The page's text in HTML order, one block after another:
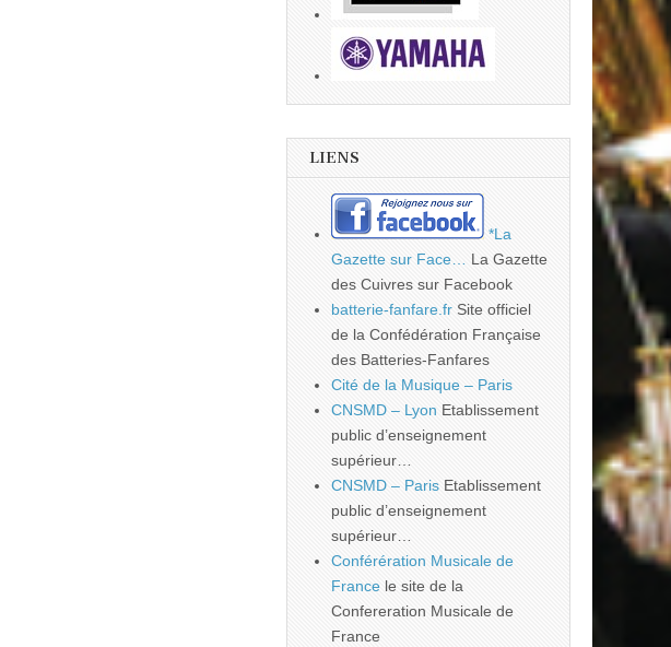
LIENS
*La
Gazette sur Face…
La Gazette
des Cuivres sur Facebook
batterie-fanfare.fr Site officiel
de la Confédération Française
des Batteries-Fanfares
Cité de la Musique – Paris
CNSMD – Lyon Etablissement
public d’enseignement
supérieur…
CNSMD – Paris Etablissement
public d’enseignement
supérieur…
Conférération Musicale de
France le site de la
Confereration Musicale de
France